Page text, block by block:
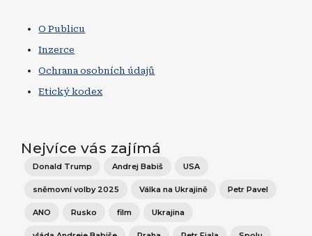
O Publicu
Inzerce
Ochrana osobních údajů
Etický kodex
Nejvíce vás zajímá
Donald Trump Andrej Babiš USA
sněmovní volby 2025 Válka na Ukrajině Petr Pavel
ANO Rusko film Ukrajina